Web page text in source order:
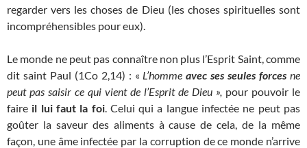
regarder vers les choses de Dieu (les choses spirituelles sont
incompréhensibles pour eux).
Le monde ne peut pas connaître non plus l’Esprit Saint, comme
dit saint Paul (1Co 2,14) : « L’hommeavec ses seules forcesne
peut pas saisir ce qui vient de l’Esprit de Dieu », pour pouvoir le
faire il lui faut la foi. Celui qui a langue infectée ne peut pas
goûter la saveur des aliments à cause de cela, de la même
façon, une âme infectée par la corruption de ce monde n’arrive